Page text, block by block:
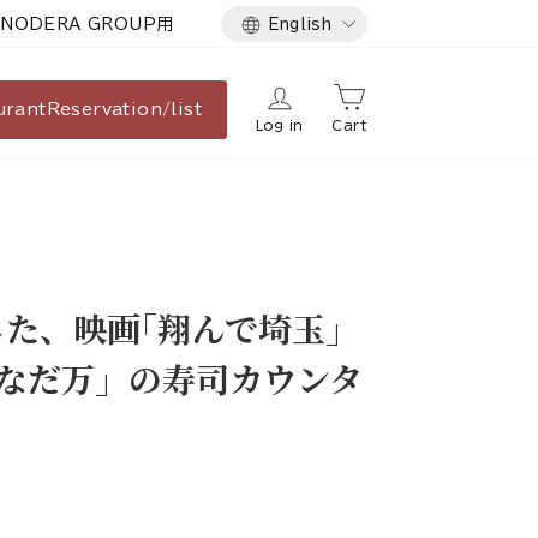
GROUP用 Language
English
Reservation/list
Log in Cart
、映画｢翔んで埼玉」
だ万」の寿司カウンタ